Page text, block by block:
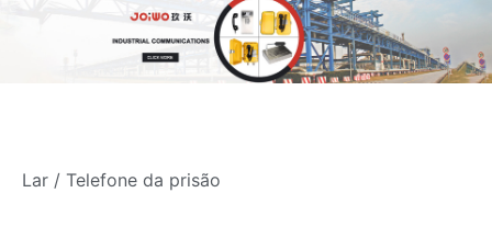
Lar / Telefone da prisão